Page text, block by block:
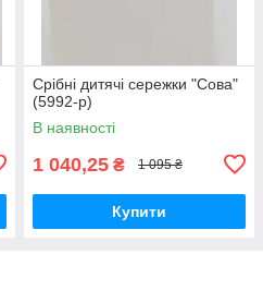
Срібні дитячі сережки "Сова"
(5992-р)
В наявності
1 040,25 ₴ 1 095 ₴
Купити